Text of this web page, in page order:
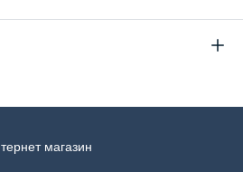
подошва: 100% резина
магазин